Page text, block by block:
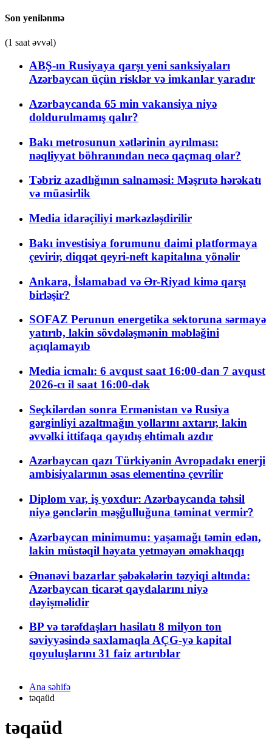
Son yenilənmə
(1 saat əvvəl)
ABŞ-ın Rusiyaya qarşı yeni sanksiyaları
Azərbaycan üçün risklər və imkanlar yaradır
Azərbaycanda 65 min vakansiya niyə
doldurulmamış qalır?
Bakı metrosunun xətlərinin ayrılması:
nəqliyyat böhranından necə qaçmaq olar?
Təbriz azadlığının salnaməsi: Məşrutə hərəkatı
və müasirlik
Media idarəçiliyi mərkəzləşdirilir
Bakı investisiya forumunu daimi platformaya
çevirir, diqqət qeyri-neft kapitalına yönəlir
Ankara, İslamabad və Ər-Riyad kimə qarşı
birləşir?
SOFAZ Perunun energetika sektoruna sərmayə
yatırıb, lakin sövdələşmənin məbləğini
açıqlamayıb
Media icmalı: 6 avqust saat 16:00-dan 7 avqust
2026-cı il saat 16:00-dək
Seçkilərdən sonra Ermənistan və Rusiya
gərginliyi azaltmağın yollarını axtarır, lakin
əvvəlki ittifaqa qayıdış ehtimalı azdır
Azərbaycan qazı Türkiyənin Avropadakı enerji
ambisiyalarının əsas elementinə çevrilir
Diplom var, iş yoxdur: Azərbaycanda təhsil
niyə gənclərin məşğulluğuna təminat vermir?
Azərbaycan minimumu: yaşamağı təmin edən,
lakin müstəqil həyata yetməyən əməkhaqqı
Ənənəvi bazarlar şəbəkələrin təzyiqi altında:
Azərbaycan ticarət qaydalarını niyə
dəyişməlidir
BP və tərəfdaşları hasilatı 8 milyon ton
səviyyəsində saxlamaqla AÇG-yə kapital
qoyuluşlarını 31 faiz artırıblar
Ana səhifə
təqaüd
təqaüd